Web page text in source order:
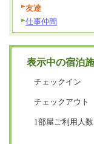
友達
仕事仲間
表示中の宿泊
チェックイン
チェックアウト
1部屋ご利用人数